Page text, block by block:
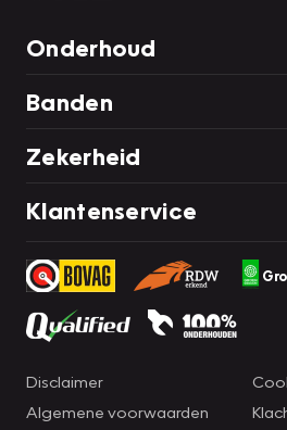
Onderhoud
Banden
Zekerheid
Klantenservice
Disclaimer
Algemene voorwaarden